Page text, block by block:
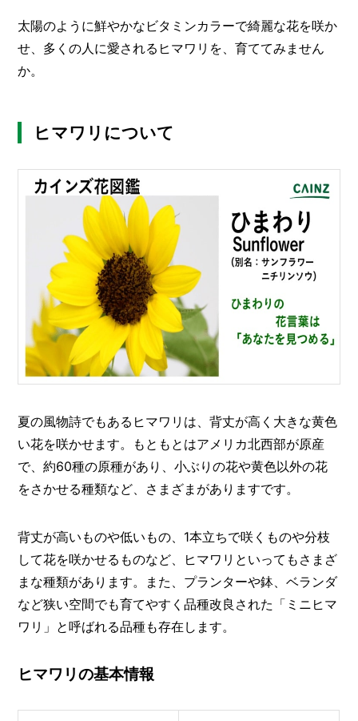
タ
ー
C
R
T
O
M
E
R
タ
ッ
フ /
C
I
Z
-
S
T
A
F
F
太陽のように鮮やかなビタミンカラーで綺麗な花を咲か
せ、多くの人に愛されるヒマワリを、育ててみません
か。
ヒマワリについて
夏の風物詩でもあるヒマワリは、背丈が高く大きな黄色
い花を咲かせます。もともとはアメリカ北西部が原産
で、約60種の原種があり、小ぶりの花や黄色以外の花
をさかせる種類など、さまざまがありますです。
背丈が高いものや低いもの、1本立ちで咲くものや分枝
して花を咲かせるものなど、ヒマワリといってもさまざ
まな種類があります。また、プランターや鉢、ベランダ
など狭い空間でも育てやすく品種改良された「ミニヒマ
ワリ」と呼ばれる品種も存在します。
ヒマワリの基本情報